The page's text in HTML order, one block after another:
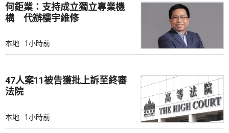
何鉅業：支持成立獨立專業機
構 代辦樓宇維修
本地 1小時前
47人案11被告獲批上訴至終審
法院
本地 1小時前